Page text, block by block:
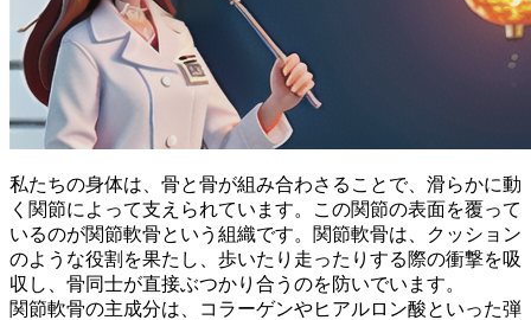
私たちの身体は、骨と骨が組み合わさることで、滑らかに動
く関節によって支えられています。この関節の表面を覆って
いるのが関節軟骨という組織です。関節軟骨は、クッション
のような役割を果たし、歩いたり走ったりする際の衝撃を吸
収し、骨同士が直接ぶつかり合うのを防いでいます。
関節軟骨の主成分は、コラーゲンやヒアルロン酸といった弾